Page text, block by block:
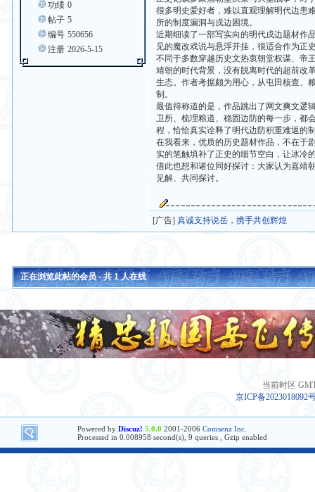
功绩 0
帖子 5
编号 550656
注册 2026-5-15
很多明史爱好者，难以直观理解明代边患
所的制度漏洞与戍边困境。
近期细读了一部写实向的明代戍边题材作
见的魔改戏说与悬浮开挂，很适合作为正
不同于多数穿越历史文热衷朝堂权谋、帝
靖朝的时代背景，没有脱离时代的超前改
生态。作者考据颇为用心，从屯田核查、
制。
最值得称道的是，作品跳出了网文爽文逻
卫所、梳理粮道、稳固边防的每一步，都
程，恰恰真实诠释了明代边防积重难返的
在我看来，优质的历史题材作品，不在于
实的笔触填补了正史的细节空白，让冰冷
借此也想和诸位同好探讨：大家认为嘉靖
见解、共同探讨。
[广告]真诚支持说岳，携手共创辉煌
正在浏览此帖的会员 - 共1人在线
当前时区
京ICP备2023018092
Powered by Discuz! 5.0.0 2001-2006 Comsenz Inc.
Processed in 0.008958 second(s), 9 queries , Gzip enabled